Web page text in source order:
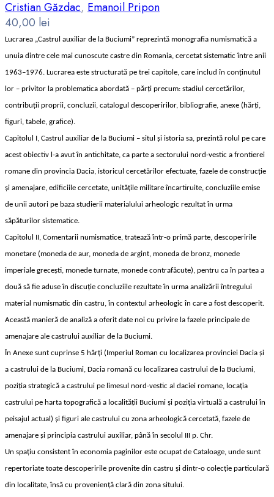
Cristian Găzdac, Emanoil Pripon
40,00 lei
Lucrarea „Castrul auxiliar de la Buciumi” reprezintă monografia numismatică a
unuia dintre cele mai cunoscute castre din Romania, cercetat sistematic între anii
1963–1976. Lucrarea este structurată pe trei capitole, care includ în conţinutul
lor – privitor la problematica abordată – părţi precum: stadiul cercetărilor,
contribuţii proprii, concluzii, catalogul descoperirilor, bibliografie, anexe (hărţi,
figuri, tabele, grafice).
Capitolul I, Castrul auxiliar de la Buciumi – situl şi istoria sa, prezintă rolul pe care
acest obiectiv l-a avut în antichitate, ca parte a sectorului nord-vestic a frontierei
romane din provincia Dacia, istoricul cercetărilor efectuate, fazele de construcţie
şi amenajare, edificiile cercetate, unităţile militare încartiruite, concluziile emise
de unii autori pe baza studierii materialului arheologic rezultat în urma
săpăturilor sistematice.
Capitolul II, Comentarii numismatice, tratează într-o primă parte, descoperirile
monetare (moneda de aur, moneda de argint, moneda de bronz, monede
imperiale greceşti, monede turnate, monede contrafăcute), pentru ca în partea a
două să fie aduse în discuţie concluziile rezultate în urma analizării întregului
material numismatic din castru, în contextul arheologic în care a fost descoperit.
Această manieră de analiză a oferit date noi cu privire la fazele principale de
amenajare ale castrului auxiliar de la Buciumi.
În Anexe sunt cuprinse 5 hărţi (Imperiul Roman cu localizarea provinciei Dacia şi
a castrului de la Buciumi, Dacia romană cu localizarea castrului de la Buciumi,
poziţia strategică a castrului pe limesul nord-vestic al daciei romane, locaţia
castrului pe harta topografică a localităţii Buciumi şi poziţia virtuală a castrului în
peisajul actual) şi figuri ale castrului cu zona arheologică cercetată, fazele de
amenajare şi principia castrului auxiliar, până în secolul III p. Chr.
Un spaţiu consistent în economia paginilor este ocupat de Cataloage, unde sunt
repertoriate toate descoperirile provenite din castru şi dintr-o colecţie particulară
din localitate, însă cu provenienţă clară din zona sitului.